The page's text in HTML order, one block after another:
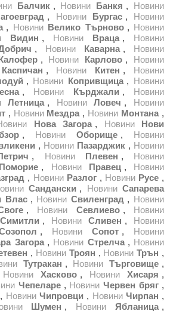
Балчик , Новини Банкя , Новини
, Новини Бургас , Новини
, Новини Велико Търново , Новини
Видин , Новини Враца , Новини
, Новини Каварна , Новини
, Новини Карлово , Новини
Каспичан , Новини Китен , Новини
, Новини Копривщица , Новини
, Новини Кърджали , Новини
Летница , Новини Ловеч , Новини
, Новини Мездра , Новини Монтана ,
Нова Загора , Новини
Нови
, Новини Оборище , Новини
, Новини Пазарджик , Новини
, Новини Плевен , Новини
Поморие , Новини Правец , Новини
, Новини Разлог , Новини Русе ,
Сандански , Новини Сапарева
Влас , Новини Свиленград , Новини
, Новини Севлиево , Новини
Симитли , Новини Сливен , Новини
, Новини Сопот , Новини
Загора , Новини Стрелча , Новини
, Новини Троян , Новини Трън ,
Тутракан , Новини Търговище ,
Новини Хасково , Новини Хисаря ,
Чепеларе , Новини Червен бряг ,
, Новини Чипровци , Новини Чирпан ,
Шумен , Новини Ябланица ,